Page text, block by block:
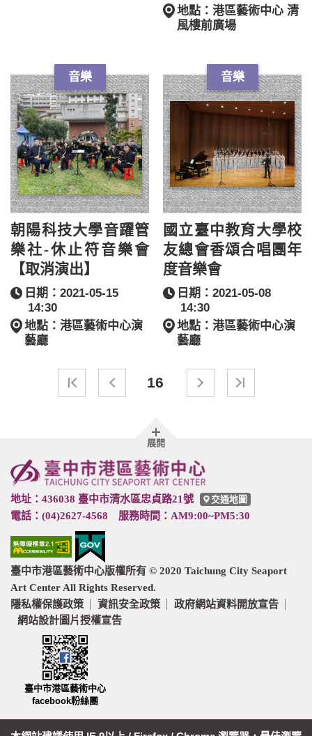
地點：港區藝術中心 清
風樓前廣場
音樂
朝陽科技大學音躍管
樂社-休止符音樂會
【取消演出】
日期：2021-05-15
14:30
地點：港區藝術中心演
藝廳
音樂
國立臺中教育大學校
友總會香頌合唱團年
度音樂會
日期：2021-05-08
14:30
地點：港區藝術中心演
藝廳
16
展開胖
尾
地址：436038 臺中市清水區忠貞路21號 交通地圖
電話：(04)2627-4568 服務時間：AM9:00~PM5:30
臺中市港區藝術中心版權所有 © 2020 Taichung City Seaport
Art Center All Rights Reserved.
隱私權保護政策 資訊安全政策
政府網站資料開放宣告
網站設計圖片授權宣告
臺中市港區藝術中心
facebook粉絲團